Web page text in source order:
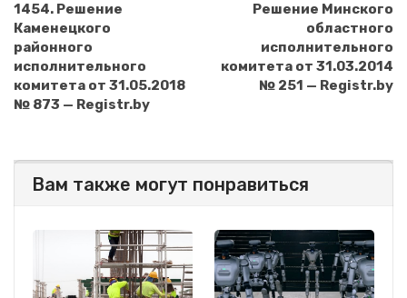
1454. Решение
Каменецкого
районного
исполнительного
комитета от 31.05.2018
№ 873 — Registr.by
Решение Минского
областного
исполнительного
комитета от 31.03.2014
№ 251 — Registr.by
Вам также могут понравиться